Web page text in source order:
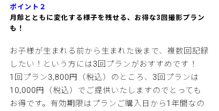
ポイント２
月齢とともに変化する様子を残せる、お得な3回撮影プラン
も！
お子様が生まれる前から生まれた後まで、複数回記録
したい！という方には3回プランがおすすめです！
1回プラン3,800円（税込）のところ、3回プランは
10,000円（税込）でご提供いたしますのでとっても
お得です。有効期限はプランご購入日から1年間なの